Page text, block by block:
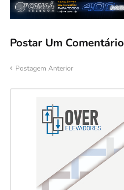
Postar Um Comentário
Postagem Anterior